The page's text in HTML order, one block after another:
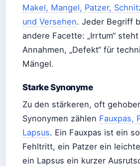
Makel, Mangel, Patzer,
und Versehen. Jeder Begriff
andere Facette: „Irrtum“
Annahmen, „Defekt“ für
Mängel.
Starke Synonyme
Zu den stärkeren, oft
Synonymen zählen Fauxpas,
Lapsus. Ein Fauxpas ist ein
Fehltritt, ein Patzer ein
ein Lapsus ein kurzer